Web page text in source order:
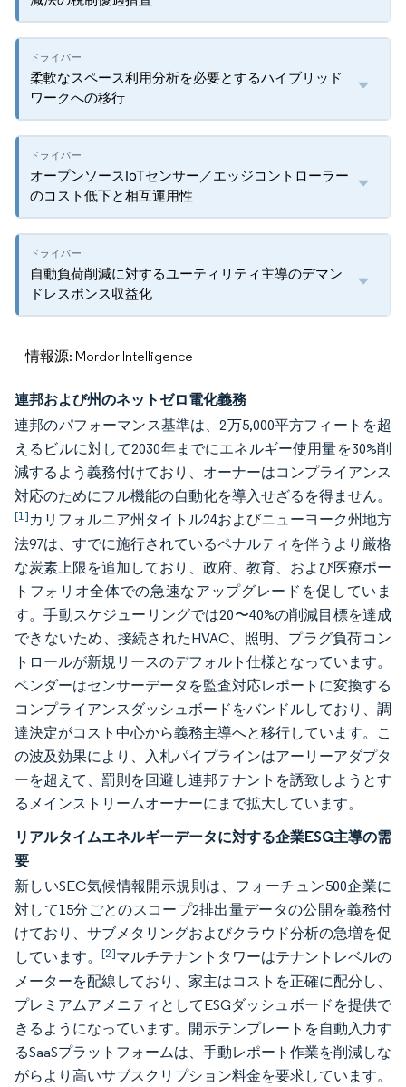
柔軟なスペース利用分析を必要とするハイブリッド
ワークへの移行
オープンソースIoTセンサー／エッジコントローラー
のコスト低下と相互運用性
自動負荷削減に対するユーティリティ主導のデマン
ドレスポンス収益化
情報源: Mordor Intelligence
連邦および州のネットゼロ電化義務
連邦のパフォーマンス基準は、2万5,000平方フィートを超
えるビルに対して2030年までにエネルギー使用量を30%削
減するよう義務付けており、オーナーはコンプライアンス
対応のためにフル機能の自動化を導入せざるを得ません。
[1]カリフォルニア州タイトル24およびニューヨーク州地方
法97は、すでに施行されているペナルティを伴うより厳格
な炭素上限を追加しており、政府、教育、および医療ポー
トフォリオ全体での急速なアップグレードを促していま
す。手動スケジューリングでは20〜40%の削減目標を達成
できないため、接続されたHVAC、照明、プラグ負荷コン
トロールが新規リースのデフォルト仕様となっています。
ベンダーはセンサーデータを監査対応レポートに変換する
コンプライアンスダッシュボードをバンドルしており、調
達決定がコスト中心から義務主導へと移行しています。こ
の波及効果により、入札パイプラインはアーリーアダプタ
ーを超えて、罰則を回避し連邦テナントを誘致しようとす
るメインストリームオーナーにまで拡大しています。
リアルタイムエネルギーデータに対する企業ESG主導の需
要
新しいSEC気候情報開示規則は、フォーチュン500企業に
対して15分ごとのスコープ2排出量データの公開を義務付
けており、サブメタリングおよびクラウド分析の急増を促
しています。 [2]マルチテナントタワーはテナントレベルの
メーターを配線しており、家主はコストを正確に配分し、
プレミアムアメニティとしてESGダッシュボードを提供で
きるようになっています。開示テンプレートを自動入力す
るSaaSプラットフォームは、手動レポート作業を削減しな
がらより高いサブスクリプション料金を要求しています。